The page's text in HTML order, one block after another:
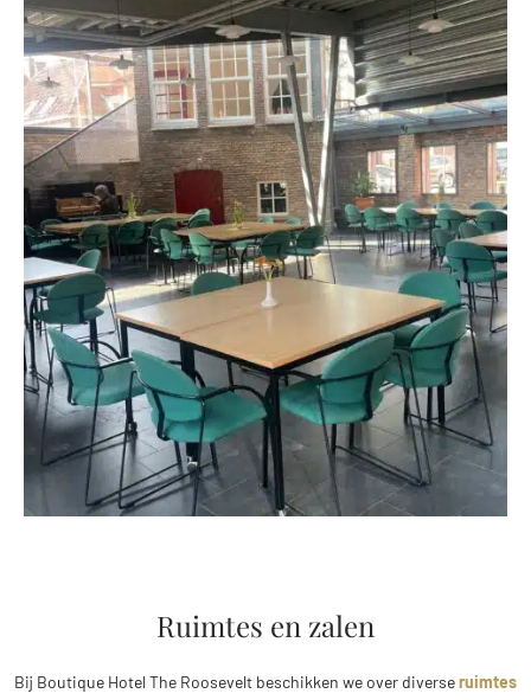
Ruimtes en zalen
Bij Boutique Hotel The Roosevelt beschikken we over diverseruimtes